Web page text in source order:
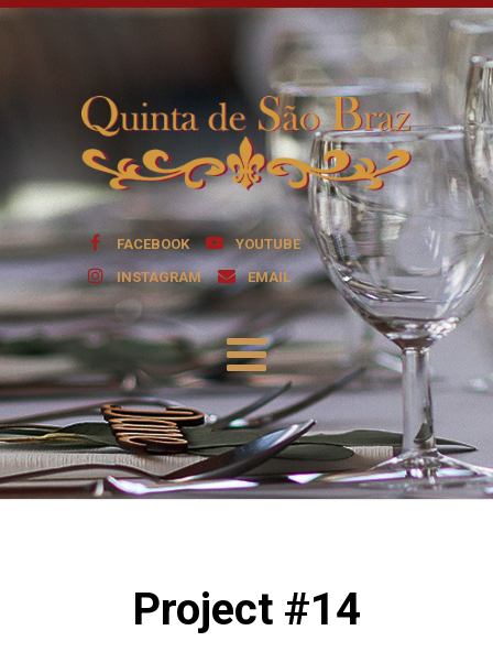
FACEBOOK
YOUTUBE
INSTAGRAM
EMAIL
Project #14